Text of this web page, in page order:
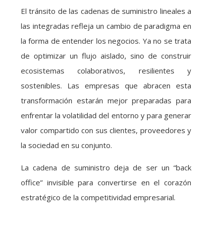
El tránsito de las cadenas de suministro lineales a
las integradas refleja un cambio de paradigma en
la forma de entender los negocios. Ya no se trata
de optimizar un flujo aislado, sino de construir
ecosistemas colaborativos, resilientes y
sostenibles. Las empresas que abracen esta
transformación estarán mejor preparadas para
enfrentar la volatilidad del entorno y para generar
valor compartido con sus clientes, proveedores y
la sociedad en su conjunto.
La cadena de suministro deja de ser un “back
office” invisible para convertirse en el corazón
estratégico de la competitividad empresarial.